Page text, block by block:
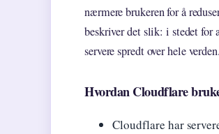
nærmere brukeren for å
beskriver det slik: i stedet for
servere spredt over hele verden.
Hvordan Cloudflare
Cloudflare har